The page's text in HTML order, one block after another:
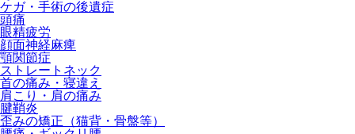
ケガ・手術の後遺症
頭痛
眼精疲労
顔面神経麻痺
顎関節症
ストレートネック
首の痛み・寝違え
肩こり・肩の痛み
腱鞘炎
歪みの矯正（猫背・骨盤等）